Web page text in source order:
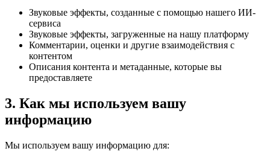
Звуковые эффекты, созданные с помощью нашего ИИ-
сервиса
Звуковые эффекты, загруженные на нашу платформу
Комментарии, оценки и другие взаимодействия с
контентом
Описания контента и метаданные, которые вы
предоставляете
3. Как мы используем вашу
информацию
Мы используем вашу информацию для: